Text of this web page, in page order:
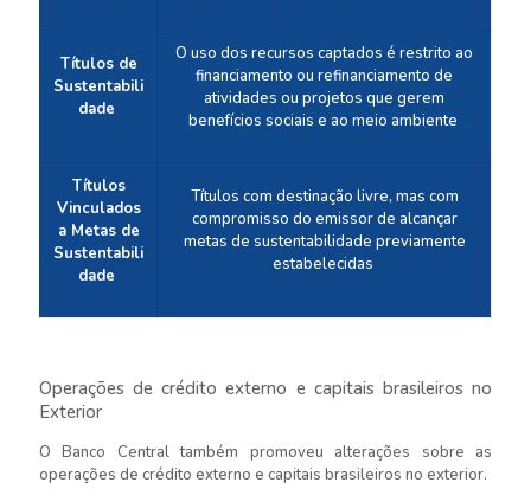
Títulos de
Sustentabili
dade
O uso dos recursos captados é restrito ao
financiamento ou refinanciamento de
atividades ou projetos que gerem
benefícios sociais e ao meio ambiente
Títulos
Vinculados
a Metas de
Sustentabili
dade
Títulos com destinação livre, mas com
compromisso do emissor de alcançar
metas de sustentabilidade previamente
estabelecidas
Operações de crédito externo e capitais brasileiros no
Exterior
O Banco Central também promoveu alterações sobre as
operações de crédito externo e capitais brasileiros no exterior.